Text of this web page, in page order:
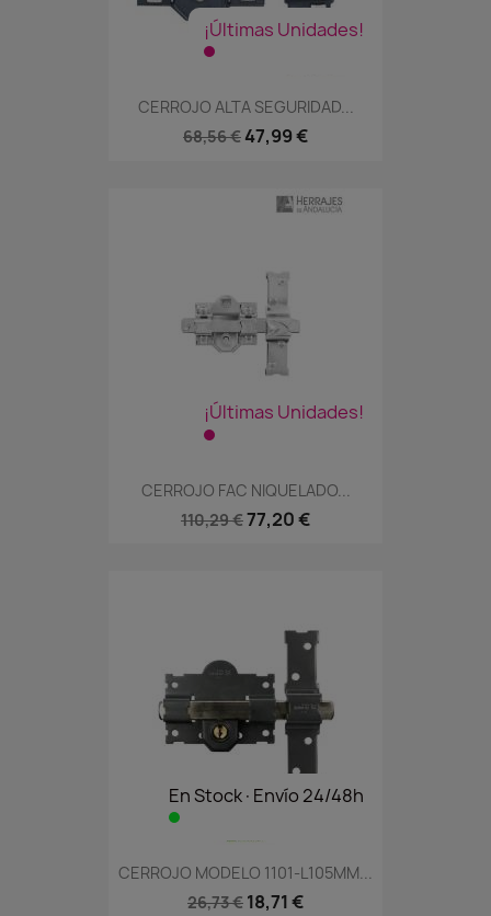
¡Últimas Unidades!
CERROJO ALTA SEGURIDAD...
68,56 € 47,99 €
¡Últimas Unidades!
CERROJO FAC NIQUELADO...
110,29 €77,20 €
En Stock·Envío 24/48h
CERROJO MODELO 1101-L105MM...
26,73 € 18,71 €